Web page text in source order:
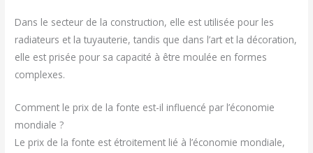
Dans le secteur de la construction, elle est utilisée pour les
radiateurs et la tuyauterie, tandis que dans l’art et la décoration,
elle est prisée pour sa capacité à être moulée en formes
complexes.
Comment le prix de la fonte est-il influencé par l’économie
mondiale ?
Le prix de la fonte est étroitement lié à l’économie mondiale,